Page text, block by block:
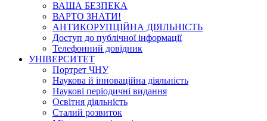
ВАША БЕЗПЕКА
ВАРТО ЗНАТИ!
АНТИКОРУПЦІЙНА ДІЯЛЬНІСТЬ
Доступ до публічної інформації
Телефонний довідник
УНІВЕРСИТЕТ
Портрет ЧНУ
Наукова й інноваційна діяльність
Наукові періодичні видання
Освітня діяльність
Сталий розвиток